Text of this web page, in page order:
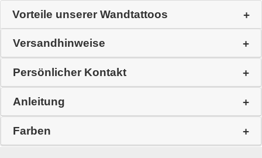
Vorteile unserer Wandtattoos
Versandhinweise
Persönlicher Kontakt
Anleitung
Farben